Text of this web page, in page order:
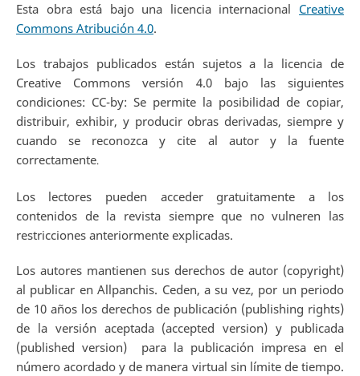
Esta obra está bajo una licencia internacional Creative
Commons Atribución 4.0.
Los trabajos publicados están sujetos a la licencia de
Creative Commons versión 4.0 bajo las siguientes
condiciones: CC-by: Se permite la posibilidad de copiar,
distribuir, exhibir, y producir obras derivadas, siempre y
cuando se reconozca y cite al autor y la fuente
correctamente.
Los lectores pueden acceder gratuitamente a los
contenidos de la revista siempre que no vulneren las
restricciones anteriormente explicadas.
Los autores mantienen sus derechos de autor (copyright)
al publicar en Allpanchis. Ceden, a su vez, por un periodo
de 10 años los derechos de publicación (publishing rights)
de la versión aceptada (accepted version) y publicada
(published version) para la publicación impresa en el
número acordado y de manera virtual sin límite de tiempo.